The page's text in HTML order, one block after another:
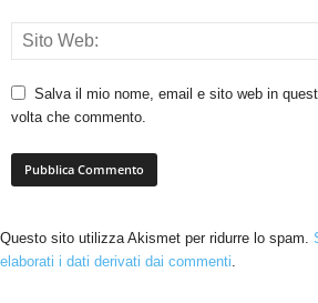
Salva il mio nome, email e sito web in
volta che commento.
Questo sito utilizza Akismet per ridurre lo spam.
elaborati i dati derivati dai commenti.